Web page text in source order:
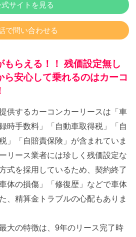
サイトを見る
で問い合わせる
もらえる！！ 残価設定無し
ら安心して乗れるのはカーコ
供するカーコンカーリースは「車
時手数料」「自動車取得税」「自
」「自賠責保険」が含まれていま
リース業者には珍しく残価設定な
式を採用しているため、契約終了
体の損傷」「修復歴」などで車体
、精算金トラブルの心配もありま
大の特徴は、9年のリース完了時